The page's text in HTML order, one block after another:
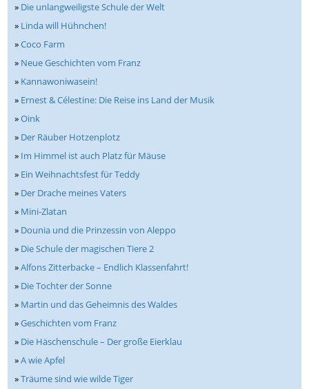
» Die unlangweiligste Schule der Welt
» Linda will Hühnchen!
»Coco Farm
» Neue Geschichten vom Franz
» Kannawoniwasein!
» Ernest & Célestine: Die Reise ins Land der Musik
»Oink
» Der Räuber Hotzenplotz
» Im Himmel ist auch Platz für Mäuse
» Ein Weihnachtsfest für Teddy
» Der Drache meines Vaters
» Mini-Zlatan
» Dounia und die Prinzessin von Aleppo
» Die Schule der magischen Tiere 2
»Alfons Zitterbacke – Endlich Klassenfahrt!
» Die Tochter der Sonne
» Martin und das Geheimnis des Waldes
»Geschichten vom Franz
» Die Häschenschule – Der große Eierklau
»A wie Apfel
»Träume sind wie wilde Tiger